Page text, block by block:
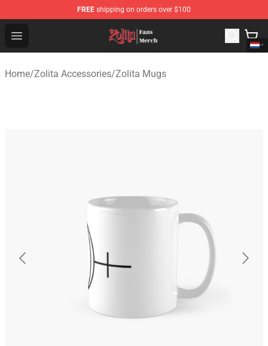
FREE shipping on orders over $100
Open menu
Zolita Store - Official Zolita Merchandise Shop
Home/Zolita Accessories/Zolita Mugs